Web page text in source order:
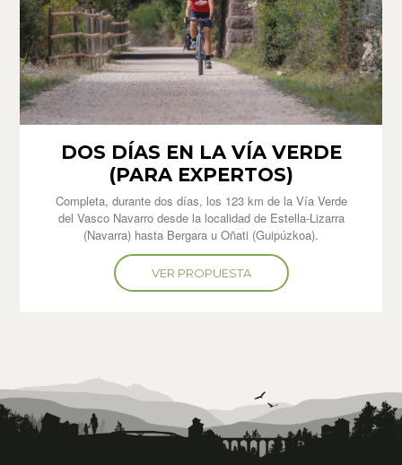
DOS DÍAS EN LA VÍA VERDE
(PARA EXPERTOS)
Completa, durante dos días, los 123 km de la Vía Verde
del Vasco Navarro desde la localidad de Estella-Lizarra
(Navarra) hasta Bergara u Oñati (Guipúzkoa).
VER PROPUESTA